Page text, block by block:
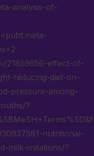
analysis-of-
21859656-effect-of-
reducing-diet-on-
pressure-among-
?
nutritional-
milk-imitations/?